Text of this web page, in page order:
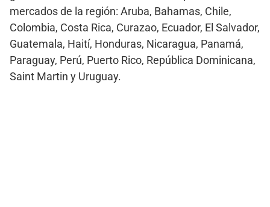
mercados de la región: Aruba, Bahamas, Chile,
Colombia, Costa Rica, Curazao, Ecuador, El Salvador,
Guatemala, Haití, Honduras, Nicaragua, Panamá,
Paraguay, Perú, Puerto Rico, República Dominicana,
Saint Martin y Uruguay.